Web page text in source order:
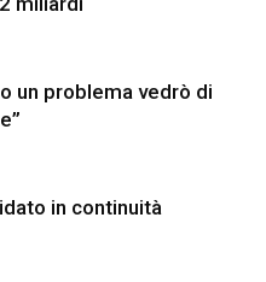
un problema vedrò di
in continuità